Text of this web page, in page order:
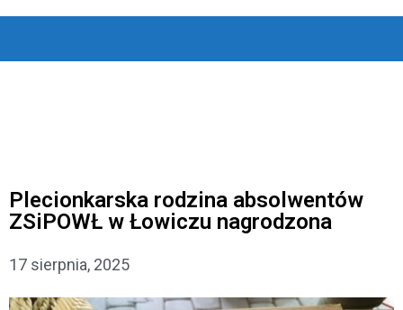
Plecionkarska rodzina absolwentów
ZSiPOWŁ w Łowiczu nagrodzona
17 sierpnia, 2025